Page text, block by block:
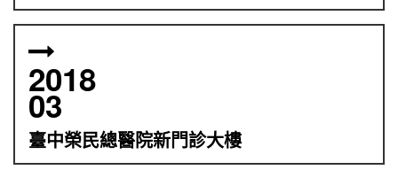
2018
03
臺中榮民總醫院新門診大樓